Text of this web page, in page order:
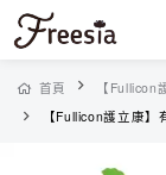
首頁 【Fullicon
【Fullicon護立康】